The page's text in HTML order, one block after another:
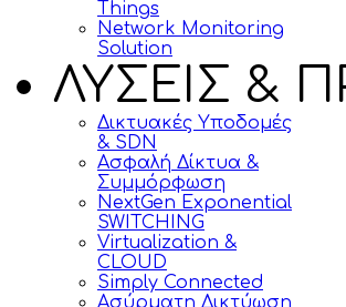
Things
Network Monitoring
Solution
ΛΥΣΕΙΣ &
Δικτυακές Υποδομές
& SDN
Ασφαλή Δίκτυα &
Συμμόρφωση
NextGen Exponential
SWITCHING
Virtualization &
CLOUD
Simply Connected
Ασύρματη Δικτύωση